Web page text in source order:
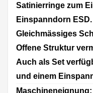
Satinierringe zum
Einspanndorn ESD.
Gleichmässiges
Offene Struktur
Auch als Set
und einem
Maschineneignung: